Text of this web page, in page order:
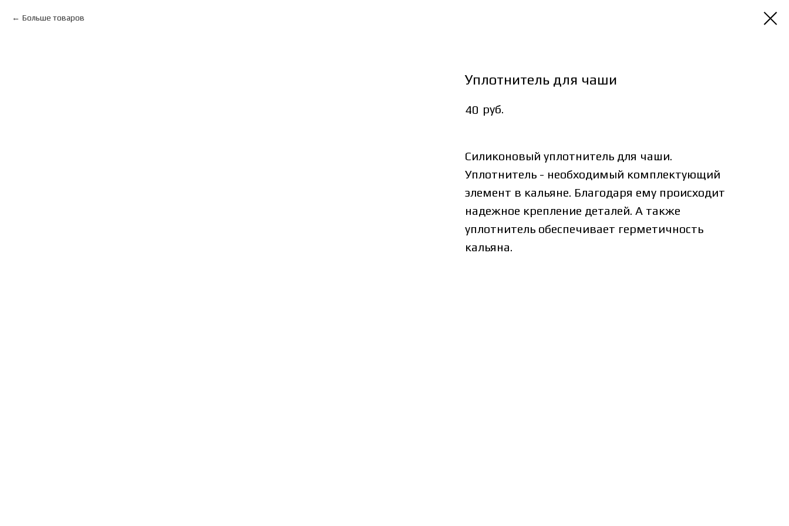
Больше товаров
Уплотнитель для чаши
40 руб.
Силиконовый уплотнитель для чаши.
Уплотнитель - необходимый комплектующий
элемент в кальяне. Благодаря ему происходит
надежное крепление деталей. А также
уплотнитель обеспечивает герметичность
кальяна.